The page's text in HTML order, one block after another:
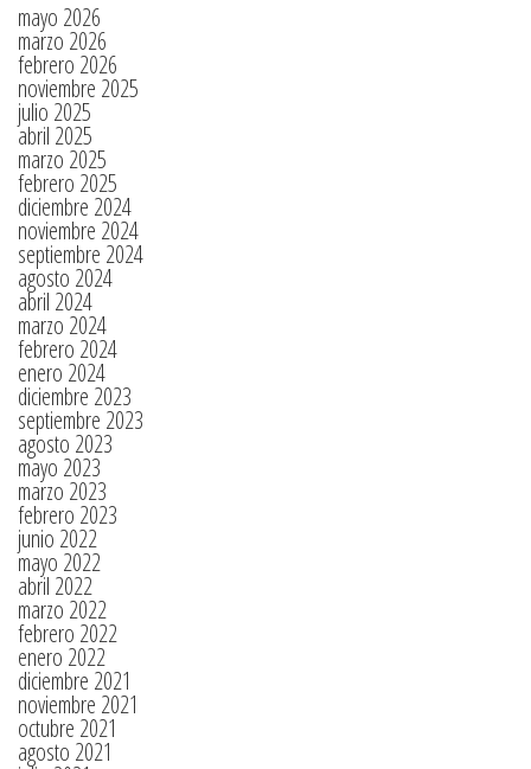
mayo 2026
marzo 2026
febrero 2026
noviembre 2025
julio 2025
abril 2025
marzo 2025
febrero 2025
diciembre 2024
noviembre 2024
septiembre 2024
agosto 2024
abril 2024
marzo 2024
febrero 2024
enero 2024
diciembre 2023
septiembre 2023
agosto 2023
mayo 2023
marzo 2023
febrero 2023
junio 2022
mayo 2022
abril 2022
marzo 2022
febrero 2022
enero 2022
diciembre 2021
noviembre 2021
octubre 2021
agosto 2021